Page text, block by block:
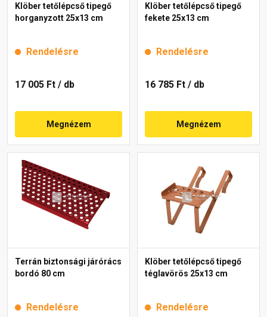
Klöber tetőlépcső tipegő
horganyzott 25x13 cm
Rendelésre
17 005 Ft / db
Megnézem
Klöber tetőlépcső tipegő
fekete 25x13 cm
Rendelésre
16 785 Ft / db
Megnézem
Terrán biztonsági járórács
bordó 80 cm
Rendelésre
Klöber tetőlépcső tipegő
téglavörös 25x13 cm
Rendelésre